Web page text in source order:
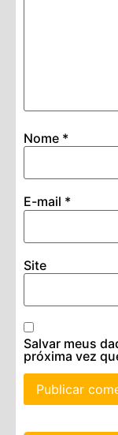
Nome *
E-mail *
Site
Salvar meus
próxima vez